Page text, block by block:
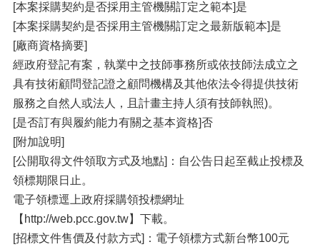
[本案採購契約是否採用主管機關訂定之範本]是
[本案採購契約是否採用主管機關訂定之最新版範本]是
[廠商資格摘要]
經政府登記有案，執業中之技師事務所或依技師法成立之
具有技術顧問登記證之顧問機構及其他依法令得提供技術
服務之自然人或法人，且計畫主持人須有技師執照)。
[是否訂有與履約能力有關之基本資格]否
[附加說明]
[公開取得文件領取方式及地點]：自公告日起至截止投標及
領標期限日止。
電子領標逕上政府採購領投標網址
【http://web.pcc.gov.tw】下載。
[招標文件售價及付款方式]：電子領標方式新台幣100元